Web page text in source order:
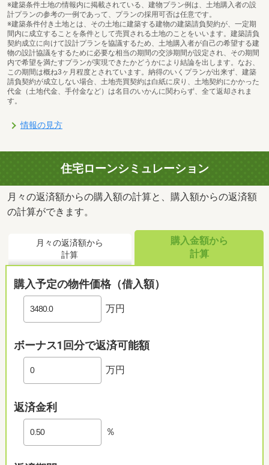
※建築条件土地の情報内に掲載されている、建物プラン例は、土地購入者の設
計プランの参考の一例であって、プランの採用可否は任意です。
※建築条件付き土地とは、その土地に建築する建物の建築請負契約が、一定期
間内に成立することを条件として売買される土地のことをいいます。建築請負
契約成立に向けて設計プランを協議するため、土地購入者が自己の希望する建
物の設計協議をするために必要な相当の期間の交渉期間が設定され、その期間
内で希望を満たすプランが実現できたかどうかにより結論を出します。なお、
この期間は概ね3ヶ月程度とされています。納得のいくプランが出来ず、建築
請負契約が成立しない場合、土地売買契約は白紙に戻り、土地契約にかかった
代金（土地代金、手付金など）は名目のいかんに関わらず、全て返却されま
す。
情報の見方
住宅ローンシミュレーション
月々の返済額からの購入額の計算と、購入額からの返済額
の計算ができます。
月々の返済額から
計算
購入金額から
計算
購入予定の物件価格（借入額）
万円
ボーナス1回分で返済可能額
万円
返済金利
％